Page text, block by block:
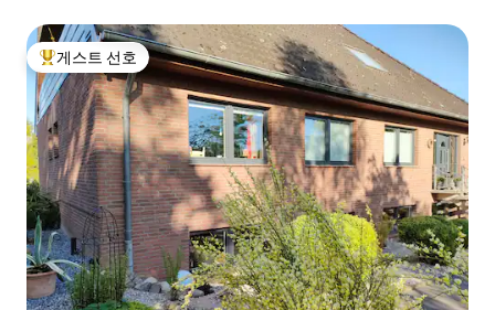
상위 게스트 선호
게스트 선호